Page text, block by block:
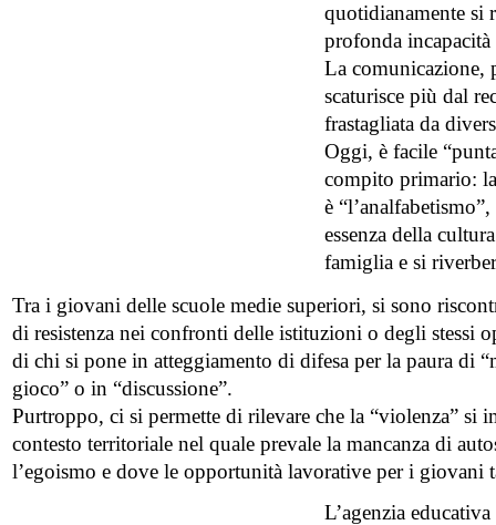
quotidianamente si
profonda
La comunicazione,
scaturisce più dal
frastagliata da
Oggi, è facile
compito primario:
è
essenza della
famiglia e si
Tra i giovani delle scuole medie superiori, si sono
di resistenza nei confronti delle istituzioni o degli stessi
di chi si pone in atteggiamento di difesa per la paura di
gioco” o in “discussione”.
Purtroppo, ci si permette di rilevare che la “violenza” si
contesto territoriale nel quale prevale la mancanza di
l’egoismo e dove le opportunità lavorative per i giovani
L’agenzia